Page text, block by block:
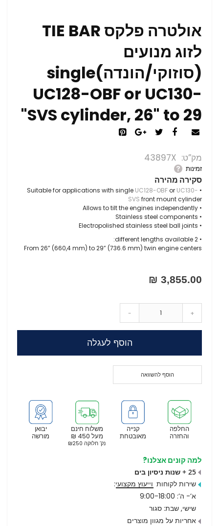
אולטרה פלקס TIE BAR
לזוג מנועים
(סוזוקי/הונדה)single
UC128-OBF or UC130-
SVS cylinder, 26" to 29"
מק”ט 43897X
זמינות
סקירה מהירה
• Suitable for applications with single
UC128-OBFor UC130-
SVS front mount cylinder
• Allows to tilt the engines independently
• Stainless steel components
• Electropolished stainless steel ball joints
• 2 different lengths available:
From 26” (660,4 mm) to 29” (736.6 mm) twin engine centers
3,855.00 ₪
- +
הוסף לעגלה
הוסף להשוואה
יבואן
מורשה
משלוח חינם
מעל 450 ₪
נק’ חלוקה ₪250
קנייה
מאובטחת
החלפה
והחזרה
למה קונים אצלנו?
25 + שנות ניסיון בים
שירות לקוחות וייעוץ מקצועי:
א’- ה’: 9:00-18:00
שישי, שבת: סגור
אחריות על מגוון מוצרים